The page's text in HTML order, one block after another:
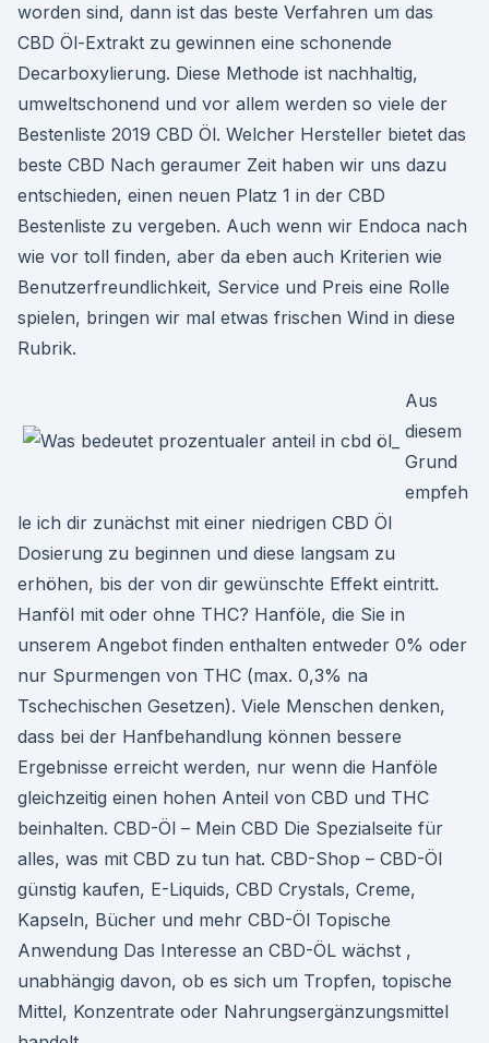
worden sind, dann ist das beste Verfahren um das
CBD Öl-Extrakt zu gewinnen eine schonende
Decarboxylierung. Diese Methode ist nachhaltig,
umweltschonend und vor allem werden so viele der
Bestenliste 2019 CBD Öl. Welcher Hersteller bietet das
beste CBD Nach geraumer Zeit haben wir uns dazu
entschieden, einen neuen Platz 1 in der CBD
Bestenliste zu vergeben. Auch wenn wir Endoca nach
wie vor toll finden, aber da eben auch Kriterien wie
Benutzerfreundlichkeit, Service und Preis eine Rolle
spielen, bringen wir mal etwas frischen Wind in diese
Rubrik.
Aus
diesem
Grund
empfeh
le ich dir zunächst mit einer niedrigen CBD Öl
Dosierung zu beginnen und diese langsam zu
erhöhen, bis der von dir gewünschte Effekt eintritt.
Hanföl mit oder ohne THC? Hanföle, die Sie in
unserem Angebot finden enthalten entweder 0% oder
nur Spurmengen von THC (max. 0,3% na
Tschechischen Gesetzen). Viele Menschen denken,
dass bei der Hanfbehandlung können bessere
Ergebnisse erreicht werden, nur wenn die Hanföle
gleichzeitig einen hohen Anteil von CBD und THC
beinhalten. CBD-Öl – Mein CBD Die Spezialseite für
alles, was mit CBD zu tun hat. CBD-Shop – CBD-Öl
günstig kaufen, E-Liquids, CBD Crystals, Creme,
Kapseln, Bücher und mehr CBD-Öl Topische
Anwendung Das Interesse an CBD-ÖL wächst ,
unabhängig davon, ob es sich um Tropfen, topische
Mittel, Konzentrate oder Nahrungsergänzungsmittel